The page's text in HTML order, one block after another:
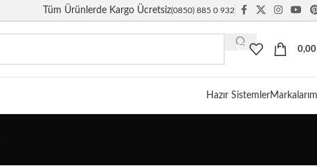
Tüm Ürünlerde Kargo Ücretsiz(0850) 885 0 932
Hazır Sistemler